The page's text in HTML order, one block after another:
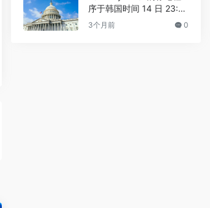
序于韩国时间 14 日 23:3
0 进行
3个月前 0